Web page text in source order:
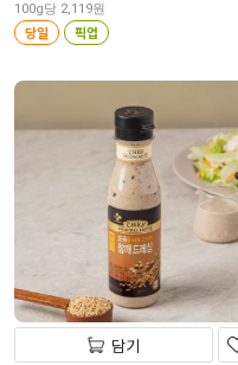
100g당 2,119원
당일 픽업
담기